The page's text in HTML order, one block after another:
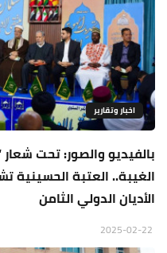
اخبار وتقارير
بالفيديو والصور: تحت
الغيبة.. العتبة
الأديان الدولي الثامن